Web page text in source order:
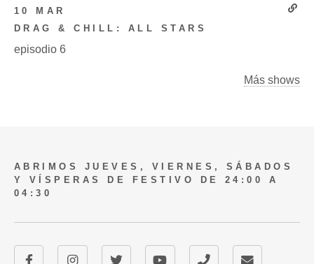
10 MAR
DRAG & CHILL: ALL STARS
episodio 6
Más shows
ABRIMOS JUEVES, VIERNES, SÁBADOS
Y VÍSPERAS DE FESTIVO DE 24:00 A
04:30